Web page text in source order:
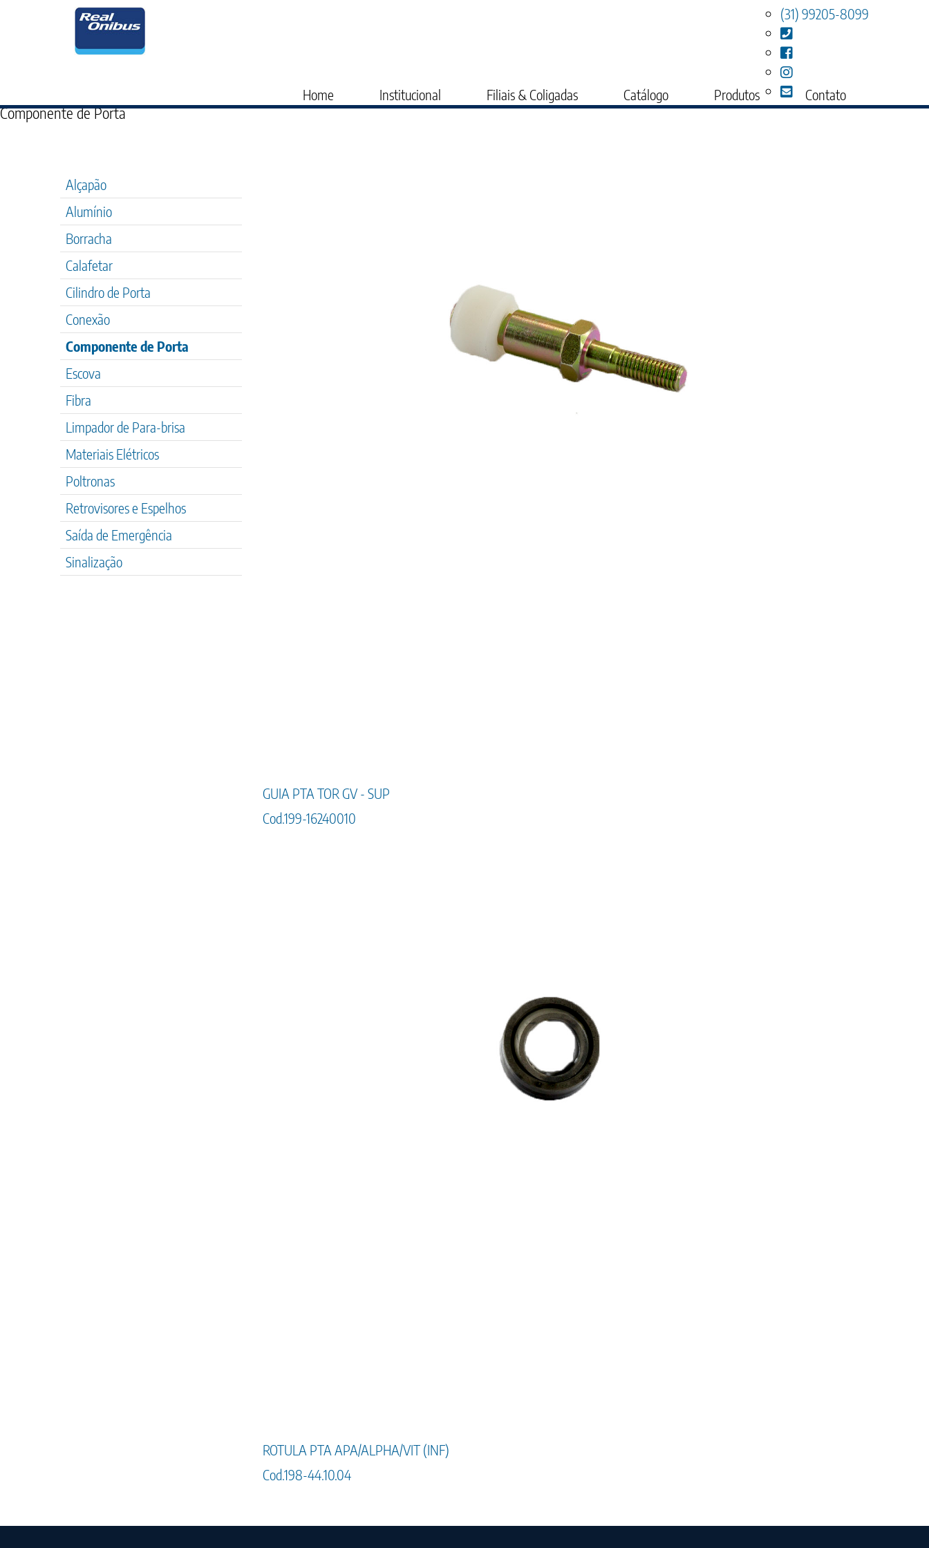
(31) 99205-8099
Home Institucional Filiais & Coligadas Catálogo Produtos Contato
Componente de Porta
Alçapão
Alumínio
Borracha
Calafetar
Cilindro de Porta
Conexão
Componente de Porta
Escova
Fibra
Limpador de Para-brisa
Materiais Elétricos
Poltronas
Retrovisores e Espelhos
Saída de Emergência
Sinalização
GUIA PTA TOR GV - SUP
Cod.199-16240010
ROTULA PTA APA/ALPHA/VIT (INF)
Cod.198-44.10.04